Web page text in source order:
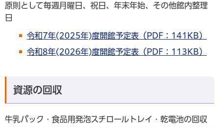
原則として毎週月曜日、祝日、年末年始、その他館内整理
日
令和7年(2025年)度開館予定表（PDF：141KB）
令和8年(2026年)度開館予定表（PDF：113KB）
資源の回収
牛乳パック・食品用発泡スチロールトレイ・乾電池の回収